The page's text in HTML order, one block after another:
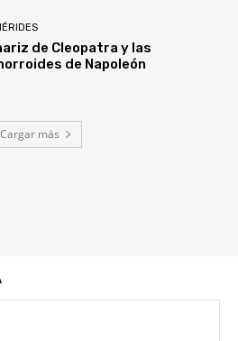
de Cleopatra y las
de Napoleón
Cargar más